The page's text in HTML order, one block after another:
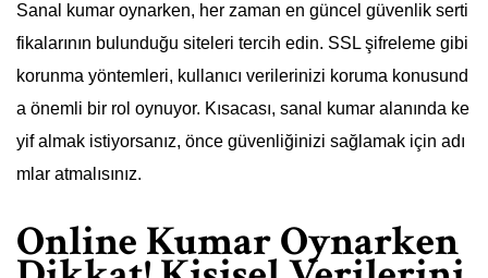
Sanal kumar oynarken, her zaman en güncel güvenlik serti
fikalarının bulunduğu siteleri tercih edin. SSL şifreleme gibi
korunma yöntemleri, kullanıcı verilerinizi koruma konusund
a önemli bir rol oynuyor. Kısacası, sanal kumar alanında ke
yif almak istiyorsanız, önce güvenliğinizi sağlamak için adı
mlar atmalısınız.
Online Kumar Oynarken